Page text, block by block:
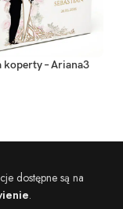
koperty – Ariana3
dostępne są na
.